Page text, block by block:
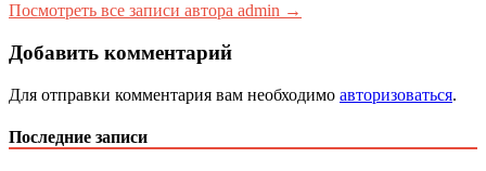
Посмотреть все записи автора admin →
Добавить комментарий
Для отправки комментария вам необходимо авторизоваться.
Последние записи